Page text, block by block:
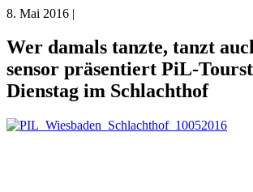
8. Mai 2016 |
Wer damals tanzte, tanzt
sensor präsentiert PiL-
Dienstag im Schlachthof